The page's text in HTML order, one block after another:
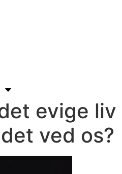
evige liv
ved os?